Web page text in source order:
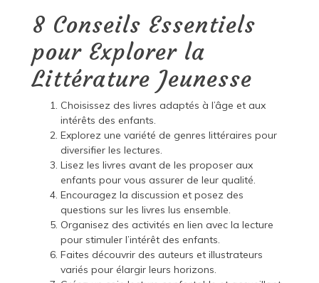
8 Conseils Essentiels
pour Explorer la
Littérature Jeunesse
Choisissez des livres adaptés à l’âge et aux
intérêts des enfants.
Explorez une variété de genres littéraires pour
diversifier les lectures.
Lisez les livres avant de les proposer aux
enfants pour vous assurer de leur qualité.
Encouragez la discussion et posez des
questions sur les livres lus ensemble.
Organisez des activités en lien avec la lecture
pour stimuler l’intérêt des enfants.
Faites découvrir des auteurs et illustrateurs
variés pour élargir leurs horizons.